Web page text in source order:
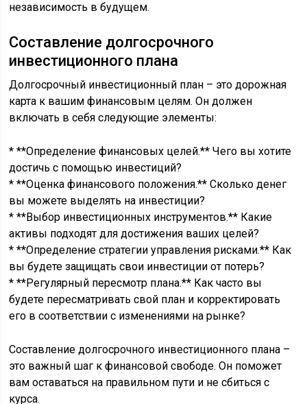
независимость в будущем.
Составление долгосрочного
инвестиционного плана
Долгосрочный инвестиционный план – это дорожная
карта к вашим финансовым целям. Он должен
включать в себя следующие элементы:
* **Определение финансовых целей.** Чего вы хотите
достичь с помощью инвестиций?
* **Оценка финансового положения.** Сколько денег
вы можете выделять на инвестиции?
* **Выбор инвестиционных инструментов.** Какие
активы подходят для достижения ваших целей?
* **Определение стратегии управления рисками.** Как
вы будете защищать свои инвестиции от потерь?
* **Регулярный пересмотр плана.** Как часто вы
будете пересматривать свой план и корректировать
его в соответствии с изменениями на рынке?
Составление долгосрочного инвестиционного плана –
это важный шаг к финансовой свободе. Он поможет
вам оставаться на правильном пути и не сбиться с
курса.